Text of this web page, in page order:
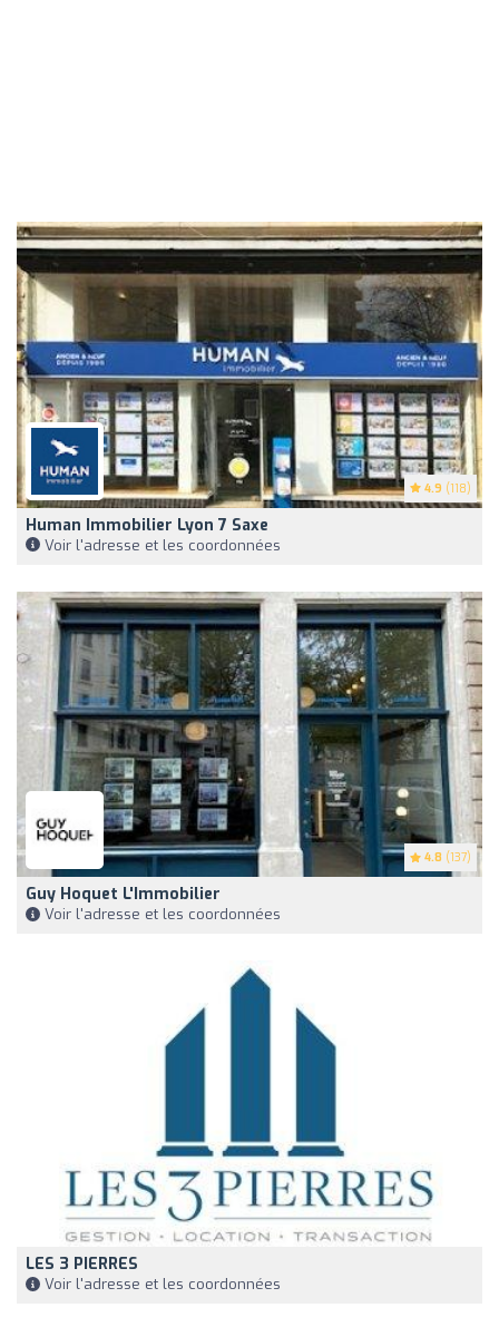
4.9 (118)
Human Immobilier Lyon 7 Saxe
Voir l'adresse et les coordonnées
4.8 (137)
Guy Hoquet L'Immobilier
Voir l'adresse et les coordonnées
LES 3 PIERRES
Voir l'adresse et les coordonnées